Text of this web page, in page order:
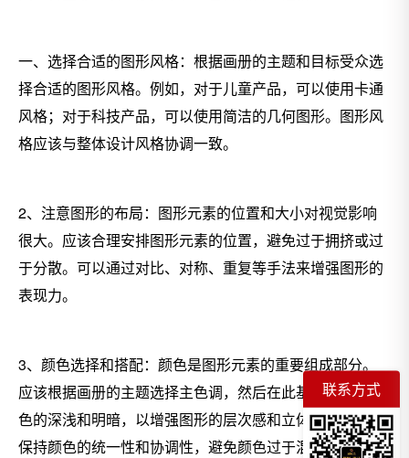
一、选择合适的图形风格：根据画册的主题和目标受众选
择合适的图形风格。例如，对于儿童产品，可以使用卡通
风格；对于科技产品，可以使用简洁的几何图形。图形风
格应该与整体设计风格协调一致。
2、注意图形的布局：图形元素的位置和大小对视觉影响
很大。应该合理安排图形元素的位置，避免过于拥挤或过
于分散。可以通过对比、对称、重复等手法来增强图形的
表现力。
3、颜色选择和搭配：颜色是图形元素的重要组成部分。
应该根据画册的主题选择主色调，然后在此基础上调整颜
色的深浅和明暗，以增强图形的层次感和立体感。同时，
保持颜色的统一性和协调性，避免颜色过于混乱。
联系方式